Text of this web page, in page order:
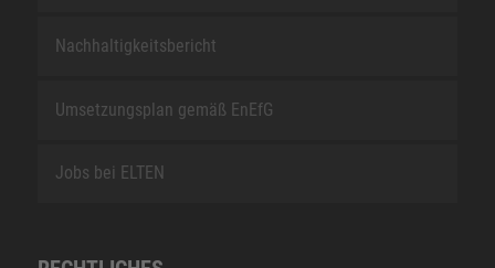
Nachhaltigkeitsbericht
Umsetzungsplan gemäß EnEfG
Jobs bei ELTEN